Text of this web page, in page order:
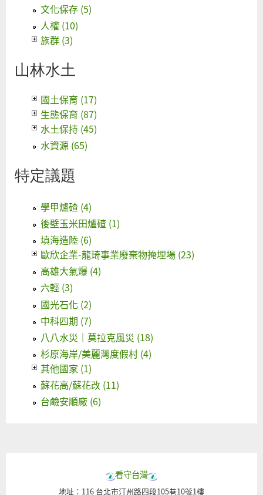
文化保存 (5)
人權 (10)
族群 (3)
山林水土
國土保育 (17)
生態保育 (87)
水土保持 (45)
水資源 (65)
特定議題
學甲爐碴 (4)
後壁玉米田爐碴 (1)
填海造陸 (6)
歐欣企業-龍琦事業廢棄物掩埋場 (23)
高雄大氣爆 (4)
六輕 (3)
國光石化 (2)
中科四期 (7)
八八水災｜莫拉克風災 (18)
杉原海岸/美麗灣度假村 (4)
其他國家 (1)
蘇花高/蘇花改 (11)
台鹼安順廠 (6)
看守台灣
地址：116 台北市汀州路四段105巷10號1樓